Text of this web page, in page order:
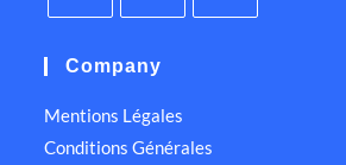
Company
Mentions Légales
Conditions Générales